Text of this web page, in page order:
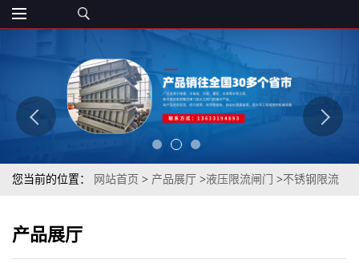
您当前的位置： 网站首页 > 产品展厅 >液压限流闸门 >不锈钢限流
产品展厅